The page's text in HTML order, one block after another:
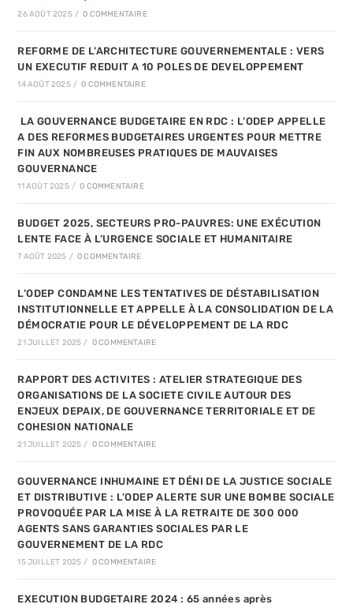
26 AOÛT 2025 / 0 COMMENTAIRE
REFORME DE L’ARCHITECTURE GOUVERNEMENTALE : VERS
UN EXECUTIF REDUIT A 10 POLES DE DEVELOPPEMENT
14 AOÛT 2025 / 0 COMMENTAIRE
LA GOUVERNANCE BUDGETAIRE EN RDC : L’ODEP APPELLE
A DES REFORMES BUDGETAIRES URGENTES POUR METTRE
FIN AUX NOMBREUSES PRATIQUES DE MAUVAISES
GOUVERNANCE
11 AOÛT 2025 / 0 COMMENTAIRE
BUDGET 2025, SECTEURS PRO-PAUVRES: UNE EXÉCUTION
LENTE FACE À L’URGENCE SOCIALE ET HUMANITAIRE
7 AOÛT 2025 / 0 COMMENTAIRE
L’ODEP CONDAMNE LES TENTATIVES DE DÉSTABILISATION
INSTITUTIONNELLE ET APPELLE À LA CONSOLIDATION DE LA
DÉMOCRATIE POUR LE DÉVELOPPEMENT DE LA RDC
21 JUILLET 2025 / 0 COMMENTAIRE
RAPPORT DES ACTIVITES : ATELIER STRATEGIQUE DES
ORGANISATIONS DE LA SOCIETE CIVILE AUTOUR DES
ENJEUX DEPAIX, DE GOUVERNANCE TERRITORIALE ET DE
COHESION NATIONALE
21 JUILLET 2025 / 0 COMMENTAIRE
GOUVERNANCE INHUMAINE ET DÉNI DE LA JUSTICE SOCIALE
ET DISTRIBUTIVE : L’ODEP ALERTE SUR UNE BOMBE SOCIALE
PROVOQUÉE PAR LA MISE À LA RETRAITE DE 300 000
AGENTS SANS GARANTIES SOCIALES PAR LE
GOUVERNEMENT DE LA RDC
15 JUILLET 2025 / 0 COMMENTAIRE
EXECUTION BUDGETAIRE 2024 : 65 années après